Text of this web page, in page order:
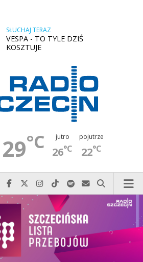
SŁUCHAJ TERAZ
VESPA - TO TYLE DZIŚ
KOSZTUJE
29°C jutro
26°C
pojutrze
22°C
Najlepiej po prostu do nas zadzwoń
Odwiedź nas na Facebook-u
Odwiedź nas na X
Odwiedź nas na Instagram-ie
Odwiedź nas na TikTok-u
Szukaj nas na Spotify
Wyślij do nas
Szukaj